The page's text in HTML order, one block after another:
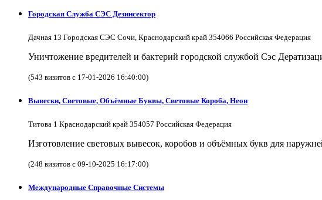
Городская Служба СЭС Дезинсектор
Дачная 13 Городская СЭС Сочи, Краснодарский край 354066 Российская Федерация
Уничтожение вредителей и бактерий городской службой Сэс
(543 визитов с 17-01-2026 16:40:00)
Вывески, Световые, Объёмные Буквы, Световые Короба, Неон
Титова 1 Краснодарский край 354057 Российская Федерация
Изготовление световых вывесок, коробов и объёмных букв для
(248 визитов с 09-10-2025 16:17:00)
Международные Справочные Системы